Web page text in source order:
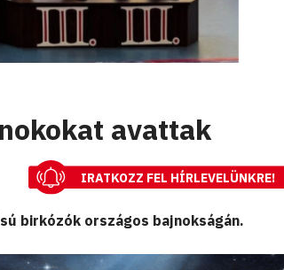
avattak
IRATKOZZ FEL HÍRLEVELÜNKRE!
birkózók országos bajnokságán.